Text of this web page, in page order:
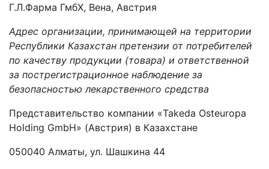
Г.Л.Фарма ГмбХ, Вена, Австрия
Адрес организации, принимающей на территории
Республики Казахстан претензии от потребителей
по качеству продукции (товара) и ответственной
за пострегистрационное наблюдение за
безопасностью лекарственного средства
Представительство компании «Takeda Osteuropa
Holding GmbH» (Австрия) в Казахстане
050040 Алматы, ул. Шашкина 44